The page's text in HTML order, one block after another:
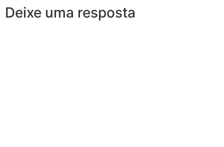
Deixe uma resposta